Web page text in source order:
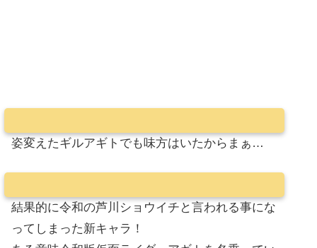
姿変えたギルアギトでも味方はいたからまぁ…
結果的に令和の芦川ショウイチと言われる事にな
ってしまった新キャラ！